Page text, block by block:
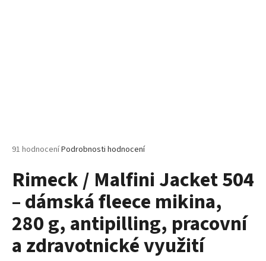
Průměrné
produktu
je
z
5
hvězdiček.
91 hodnoceníPodrobnosti hodnocení
Rimeck / Malfini Jacket 504
– dámská fleece mikina,
280 g, antipilling, pracovní
a zdravotnické využití
TRIČKO,
G,
VOLNÝ
STŘIH
106
Kč